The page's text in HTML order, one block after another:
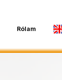
Rólam